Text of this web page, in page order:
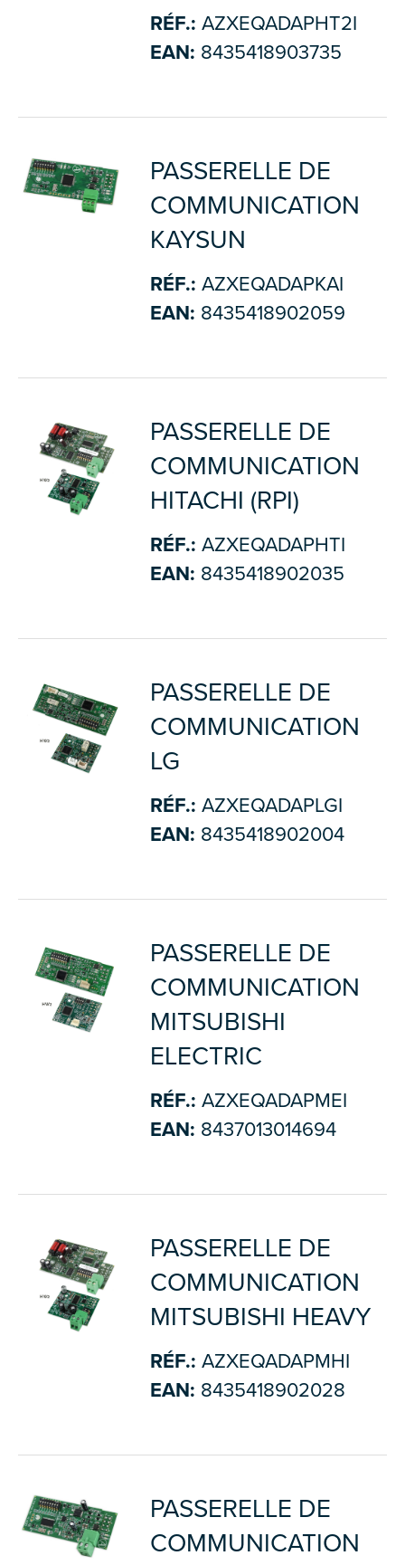
RÉF.: AZXEQADAPHT2I
EAN: 8435418903735
PASSERELLE DE
COMMUNICATION
KAYSUN
RÉF.: AZXEQADAPKAI
EAN: 8435418902059
PASSERELLE DE
COMMUNICATION
HITACHI (RPI)
RÉF.: AZXEQADAPHTI
EAN: 8435418902035
PASSERELLE DE
COMMUNICATION
LG
RÉF.: AZXEQADAPLGI
EAN: 8435418902004
PASSERELLE DE
COMMUNICATION
MITSUBISHI
ELECTRIC
RÉF.: AZXEQADAPMEI
EAN: 8437013014694
PASSERELLE DE
COMMUNICATION
MITSUBISHI HEAVY
RÉF.: AZXEQADAPMHI
EAN: 8435418902028
PASSERELLE DE
COMMUNICATION